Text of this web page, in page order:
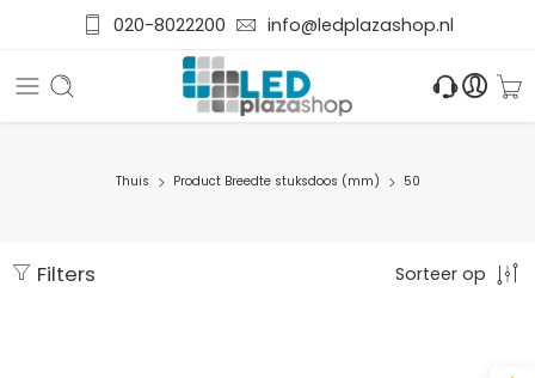
020-8022200 info@ledplazashop.nl
Thuis Product Breedte stuksdoos (mm) 50
Filters Sorteer op